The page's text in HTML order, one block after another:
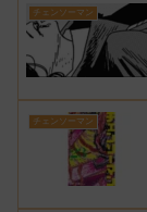
チェンソーマン
チェンソーマン